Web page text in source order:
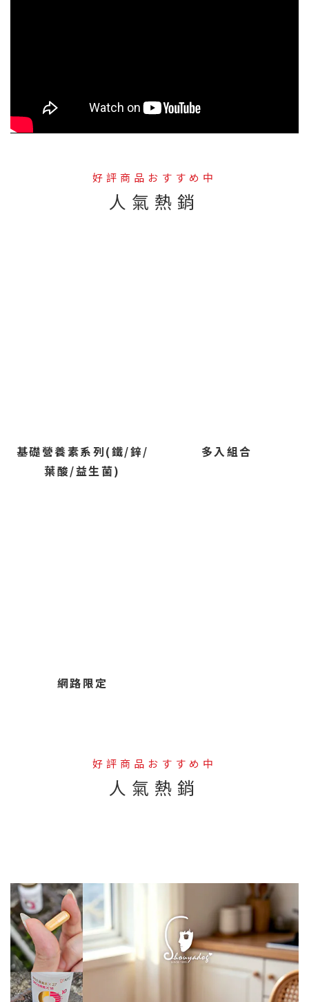
好評商品おすすめ中
人氣熱銷
基礎營養素系列(鐵/鋅/
葉酸/益生菌)
多入組合
網路限定
好評商品おすすめ中
人氣熱銷